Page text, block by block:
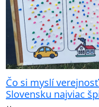
Čo si myslí
Slovensku najviac